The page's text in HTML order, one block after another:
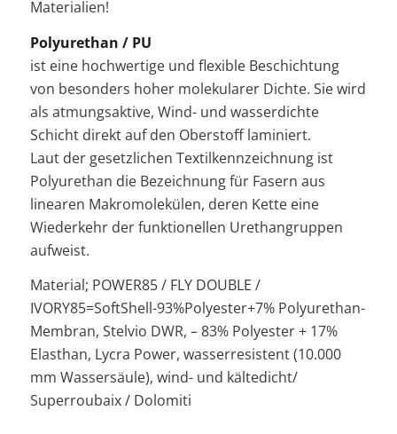
Materialien!
Polyurethan / PU
ist eine hochwertige und flexible Beschichtung
von besonders hoher molekularer Dichte. Sie wird
als atmungsaktive, Wind- und wasserdichte
Schicht direkt auf den Oberstoff laminiert.
Laut der gesetzlichen Textilkennzeichnung ist
Polyurethan die Bezeichnung für Fasern aus
linearen Makromolekülen, deren Kette eine
Wiederkehr der funktionellen Urethangruppen
aufweist.
Material; POWER85 / FLY DOUBLE /
IVORY85=SoftShell-93%Polyester+7% Polyurethan-
Membran, Stelvio DWR, – 83% Polyester + 17%
Elasthan, Lycra Power, wasserresistent (10.000
mm Wassersäule), wind- und kältedicht/
Superroubaix / Dolomiti